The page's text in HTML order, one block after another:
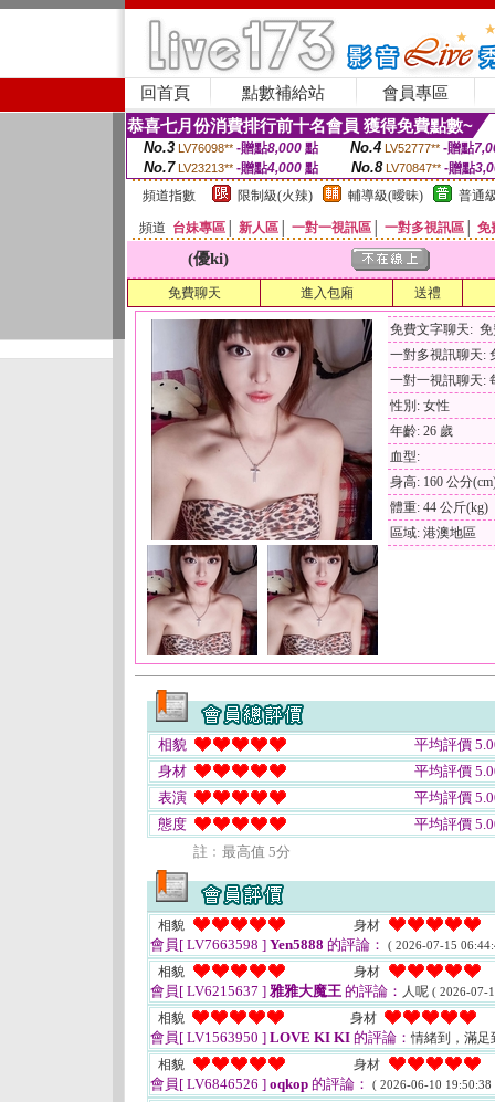
回首頁 點數補給站 會員專區
恭喜七月份消費排行前十名會員 獲得免費點數~
No.3 LV76098** -贈點8,000點 No.4 LV52777** -贈點
No.7 LV23213** -贈點4,000 點 No.8 LV70847** -贈點
頻道指數
限制級(火辣) 輔導級(曖昧) 普通
頻道 台妹專區 新人區 一對一視訊區 一對多視訊區 免
(優ki)
免費聊天 進入包廂 送禮
免費文字聊天:
一對多視訊聊天:
一對一視訊聊天:
性別: 女性
年齡: 26 歲
血型:
身高: 160 公分
體重: 44 公斤(kg)
區域: 港澳地區
相貌
平均評價
身材
平均評價
表演
平均評價
態度
平均評價
註﹕最高值 5分
相貌 身材
會員[ LV7663598 ] Yen5888 的評論： ( 2026-07-15
相貌 身材
會員[ LV6215637 ] 雅雅大魔王 的評論： 人呢 ( 2026-07-
相貌 身材
會員[ LV1563950 ] LOVE KI KI 的評論：情緒到，滿
相貌
身材
會員[ LV6846526 ] oqkop 的評論： ( 2026-06-10 19:50:38